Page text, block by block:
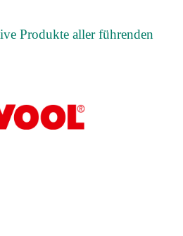
Produkte aller führenden